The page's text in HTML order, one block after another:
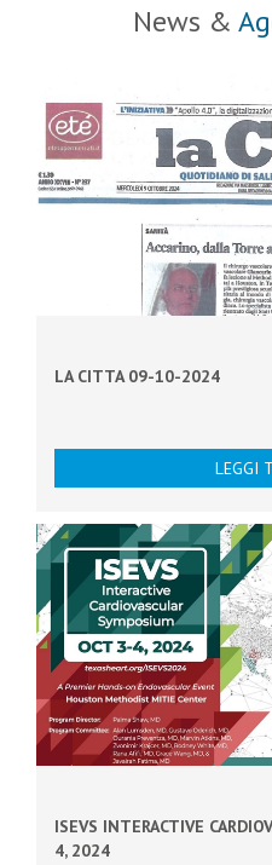
News &
LA CITTA 09-10-2024
LEGGI
ISEVS INTERACTIVE
4, 2024